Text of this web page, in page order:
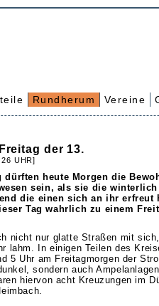
Rundherum Vereine
der 13.
UHR]
heute Morgen die
sein, als sie die
die einen sich an ihr erfreut
Tag wahrlich zu einem
nicht nur glatte Straßen mit
lahm. In einigen Teilen des
5 Uhr am Freitagmorgen der
sondern auch
hiervon acht Kreuzungen im